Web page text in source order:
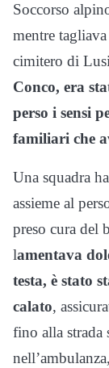
Soccorso
mentre
cimitero di
Conco, era
perso i sensi
familiari che
Una squadra
assieme al
preso cura del
lamentava
testa, è stato
calato,
fino alla strada